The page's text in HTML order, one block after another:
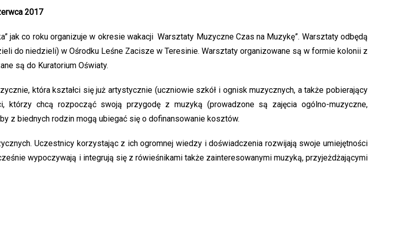
2017
jak co roku organizuje w okresie wakacji Warsztaty Muzyczne Czas na Muzykę”. Warsztaty odbędą
do niedzieli) w Ośrodku Leśne Zacisze w Teresinie. Warsztaty organizowane są w formie kolonii z
są do Kuratorium Oświaty.
która kształci się już artystycznie (uczniowie szkół i ognisk muzycznych, a także pobierający
którzy chcą rozpocząć swoją przygodę z muzyką (prowadzone są zajęcia ogólno-muzyczne,
z biednych rodzin mogą ubiegać się o dofinansowanie kosztów.
Uczestnicy korzystając z ich ogromnej wiedzy i doświadczenia rozwijają swoje umiejętności
wypoczywają i integrują się z rówieśnikami także zainteresowanymi muzyką, przyjeżdżającymi